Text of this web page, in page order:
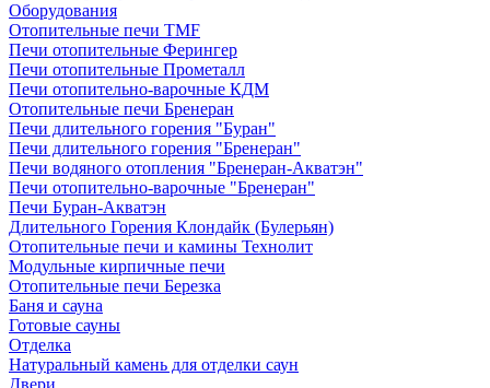
Оборудования
Отопительные печи TMF
Печи отопительные Ферингер
Печи отопительные Прометалл
Печи отопительно-варочные КДМ
Отопительные печи Бренеран
Печи длительного горения "Буран"
Печи длительного горения "Бренеран"
Печи водяного отопления "Бренеран-Акватэн"
Печи отопительно-варочные "Бренеран"
Печи Буран-Акватэн
Длительного Горения Клондайк (Булерьян)
Отопительные печи и камины Технолит
Модульные кирпичные печи
Отопительные печи Березка
Баня и сауна
Готовые сауны
Отделка
Натуральный камень для отделки саун
Двери